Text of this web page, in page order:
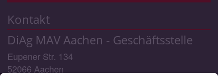
Kontakt
DiAg MAV Aachen - Geschäftsstelle
Eupener Str. 134
52066 Aachen